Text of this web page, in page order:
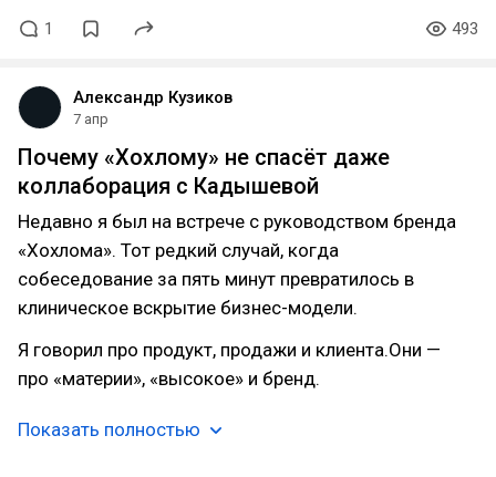
1 493
Александр Кузиков
7 апр
Почему «Хохлому» не спасёт даже
коллаборация с Кадышевой
Недавно я был на встрече с руководством бренда
«Хохлома». Тот редкий случай, когда
собеседование за пять минут превратилось в
клиническое вскрытие бизнес-модели.
Я говорил про продукт, продажи и клиента.Они —
про «материи», «высокое» и бренд.
Показать полностью